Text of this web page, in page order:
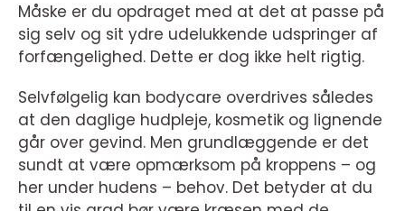
Måske er du opdraget med at det at passe på
sig selv og sit ydre udelukkende udspringer af
forfængelighed. Dette er dog ikke helt rigtig.
Selvfølgelig kan bodycare overdrives således
at den daglige hudpleje, kosmetik og lignende
går over gevind. Men grundlæggende er det
sundt at være opmærksom på kroppens – og
her under hudens – behov. Det betyder at du